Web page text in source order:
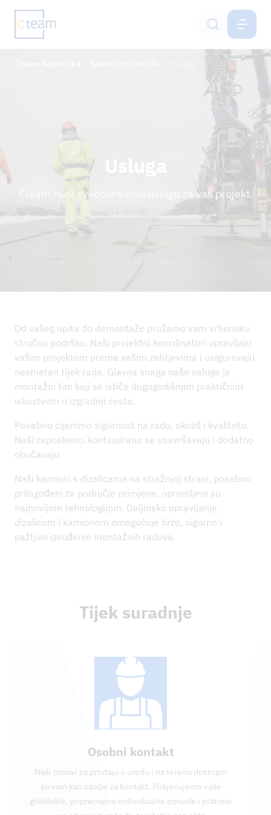
Sustavi zaštite tla
Inženjering
Netzservice
ODRŽIVOST I IMS
KONTAKT
NJEMAČKA
Cteam nudi sveobuhvatnu uslugu za vaš projekt.
Od vašeg upita do demontaže pružamo vam vrhunsku
stručnu podršku. Naši projektni koordinatori upravljaju
vašim projektom prema vašim zahtjevima i osiguravaju
nesmetan tijek rada. Glavna snaga naše usluge je
montažni tim koji se ističe dugogodišnjim praktičnim
iskustvom u izgradnji cesta.
Posebno cijenimo sigurnost na radu, okoliš i kvalitetu.
Naši zaposlenici kontinuirano se usavršavaju i dodatno
obučavaju.
Naši kamioni s dizalicama na stražnjoj strani, posebno
prilagođeni za područje primjene, opremljeni su
najnovijom tehnologijom. Daljinsko upravljanje
dizalicom i kamionom omogućuje brzo, sigurno i
pažljivo izvođenje montažnih radova.
Tijek suradnje
Osobni kontakt
Naši timovi za prodaju u uredu i na terenu dostupni
su vam kao osobe za kontakt. Posjećujemo vaše
gradilište, pripremamo individualne ponude i pratimo